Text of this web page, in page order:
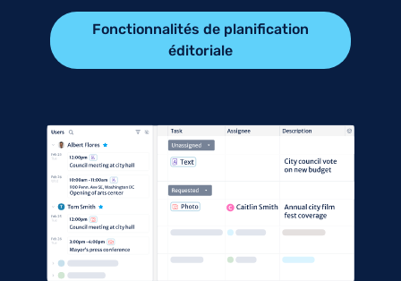
Fonctionnalités de planification
éditoriale